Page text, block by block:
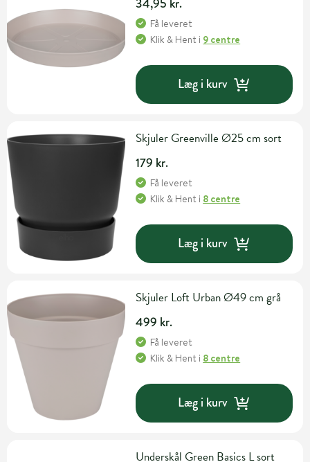
Få leveret
Klik & Hent i 9 centre
Læg i kurv
Skjuler Greenville Ø25 cm sort
179 kr.
Få leveret
Klik & Hent i 8 centre
Læg i kurv
Skjuler Loft Urban Ø49 cm grå
499 kr.
Få leveret
Klik & Hent i 8 centre
Læg i kurv
Underskål Green Basics L sort